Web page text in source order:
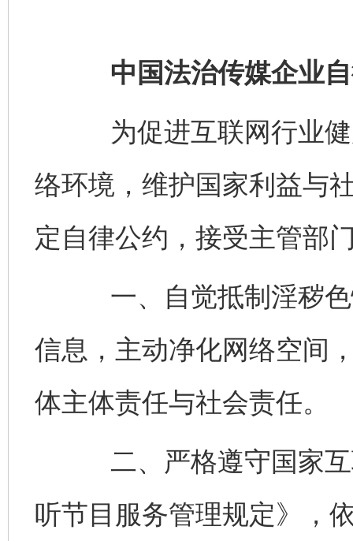
中国法治传媒企业自
为促进互联网行业健
络环境，维护国家利益与
定自律公约，接受主管部
一、自觉抵制淫秽色
信息，主动净化网络空间
体主体责任与社会责任。
二、严格遵守国家互
听节目服务管理规定》，